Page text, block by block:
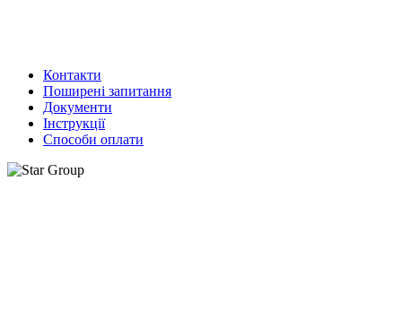
Контакти
Поширені запитання
Документи
Інструкції
Способи оплати